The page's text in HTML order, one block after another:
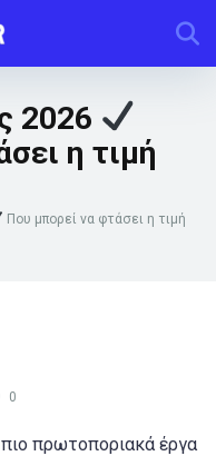
2026
η τιμή
Που μπορεί να φτάσει η τιμή
0
πιο πρωτοποριακά έργα